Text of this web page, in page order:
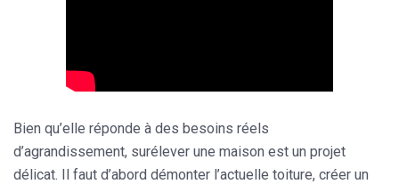
Bien qu’elle réponde à des besoins réels
d’agrandissement, surélever une maison est un projet
délicat. Il faut d’abord démonter l’actuelle toiture, créer un